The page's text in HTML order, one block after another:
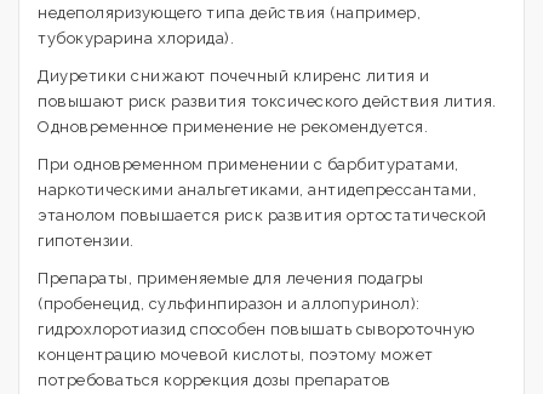
недеполяризующего типа действия (например,
тубокурарина хлорида).
Диуретики снижают почечный клиренс лития и
повышают риск развития токсического действия лития.
Одновременное применение не рекомендуется.
При одновременном применении с барбитуратами,
наркотическими анальгетиками, антидепрессантами,
этанолом повышается риск развития ортостатической
гипотензии.
Препараты, применяемые для лечения подагры
(пробенецид, сульфинпиразон и аллопуринол):
гидрохлоротиазид способен повышать сывороточную
концентрацию мочевой кислоты, поэтому может
потребоваться коррекция дозы препаратов